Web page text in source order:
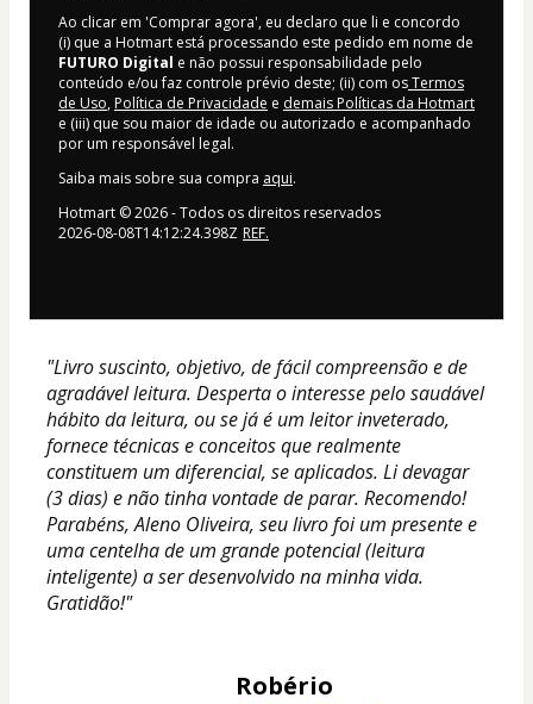
Ao clicar em 'Comprar agora', eu declaro que li e concordo
(i) que a Hotmart está processando este pedido em nome de
FUTURO Digital e não possui responsabilidade pelo
conteúdo e/ou faz controle prévio deste; (ii) com osTermos
de Uso, Política de Privacidade e demais Políticas da Hotmart
e (iii) que sou maior de idade ou autorizado e acompanhado
por um responsável legal.
Saiba mais sobre sua compra aqui.
Hotmart ©2026- Todos os direitos reservados
2026-08-08T14:12:24.398Z REF.
"Livro suscinto, objetivo, de fácil compreensão e de
agradável leitura. Desperta o interesse pelo saudável
hábito da leitura, ou se já é um leitor inveterado,
fornece técnicas e conceitos que realmente
constituem um diferencial, se aplicados. Li devagar
(3 dias) e não tinha vontade de parar. Recomendo!
Parabéns, Aleno Oliveira, seu livro foi um presente e
uma centelha de um grande potencial (leitura
inteligente) a ser desenvolvido na minha vida.
Gratidão!"
Robério